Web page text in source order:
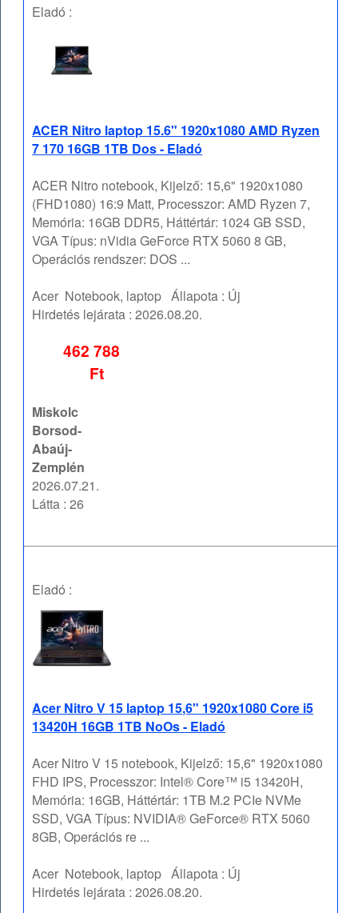
Eladó :
ACER Nitro laptop 15.6" 1920x1080 AMD Ryzen
7 170 16GB 1TB Dos - Eladó
ACER Nitro notebook, Kijelző: 15,6" 1920x1080
(FHD1080) 16:9 Matt, Processzor: AMD Ryzen 7,
Memória: 16GB DDR5, Háttértár: 1024 GB SSD,
VGA Típus: nVidia GeForce RTX 5060 8 GB,
Operációs rendszer: DOS ...
Acer Notebook, laptop Állapota : Új
Hirdetés lejárata :2026.08.20.
462 788
Ft
Miskolc
Borsod-
Abaúj-
Zemplén
2026.07.21.
Látta : 26
Eladó :
Acer Nitro V 15 laptop 15,6" 1920x1080 Core i5
13420H 16GB 1TB NoOs - Eladó
Acer Nitro V 15 notebook, Kijelző: 15,6" 1920x1080
FHD IPS, Processzor: Intel® Core™ i5 13420H,
Memória: 16GB, Háttértár: 1TB M.2 PCIe NVMe
SSD, VGA Típus: NVIDIA® GeForce® RTX 5060
8GB, Operációs re ...
Acer Notebook, laptop Állapota : Új
Hirdetés lejárata :2026.08.20.